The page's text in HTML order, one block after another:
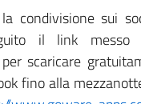
condivisione sui
il link messo
per scaricare
fino alla